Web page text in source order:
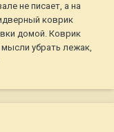
не писает, а на
коврик
домой. Коврик
убрать лежак,